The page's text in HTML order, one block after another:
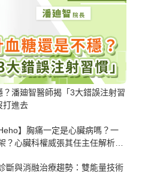
潘廸智醫師揭「3大錯誤注射習
打進去
】胸痛一定是心臟病嗎？一
？心臟科權威張其任主任解析支
斷與消融治療趨勢：雙能量技術